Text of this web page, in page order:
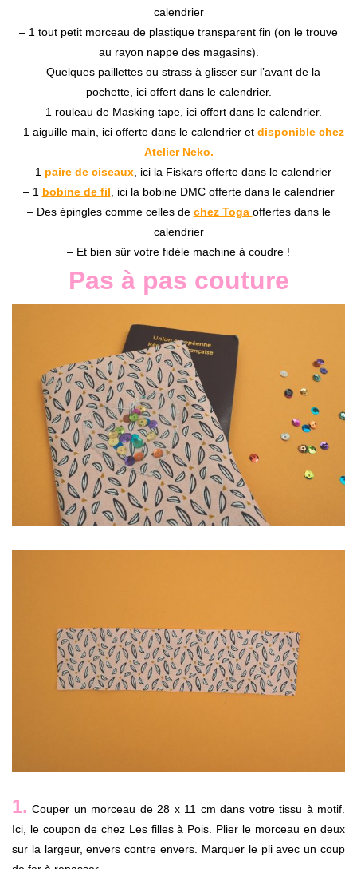
calendrier
– 1 tout petit morceau de plastique transparent fin (on le trouve
au rayon nappe des magasins).
– Quelques paillettes ou strass à glisser sur l’avant de la
pochette, ici offert dans le calendrier.
– 1 rouleau de Masking tape, ici offert dans le calendrier.
– 1 aiguille main, ici offerte dans le calendrier et disponible chez
Atelier Neko.
– 1 paire de ciseaux , ici la Fiskars offerte dans le calendrier
– 1 bobine de fil , ici la bobine DMC offerte dans le calendrier
– Des épingles comme celles de chez Toga offertes dans le
calendrier
– Et bien sûr votre fidèle machine à coudre !
Pas à pas couture
1. Couper un morceau de 28 x 11 cm dans votre tissu à motif.
Ici, le coupon de chez Les filles à Pois. Plier le morceau en deux
sur la largeur, envers contre envers. Marquer le pli avec un coup